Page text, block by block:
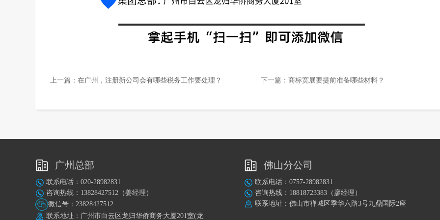
上一篇： 在广州，注册新公司会有哪些税务工作要处理？ 下一篇： 商标宽展要提前准备哪些材料？
广州总部
联系电话：020-28982831
咨询热线：13828427512（姜经理）
微信号：23828427512
联系地址：广州市白云区龙归华侨商务大厦201室(龙
佛山分公司
联系电话：0757-28982831
咨询热线：18818723383（廖经理）
联系地址：佛山市禅城区季华六路3号九鼎国际2座